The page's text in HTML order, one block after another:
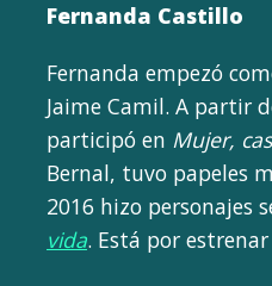
Fernanda Castillo
Fernanda empezó
Jaime Camil. A partir
participó en Mujer,
Bernal, tuvo papeles
2016 hizo personajes
vida. Está por estrenar